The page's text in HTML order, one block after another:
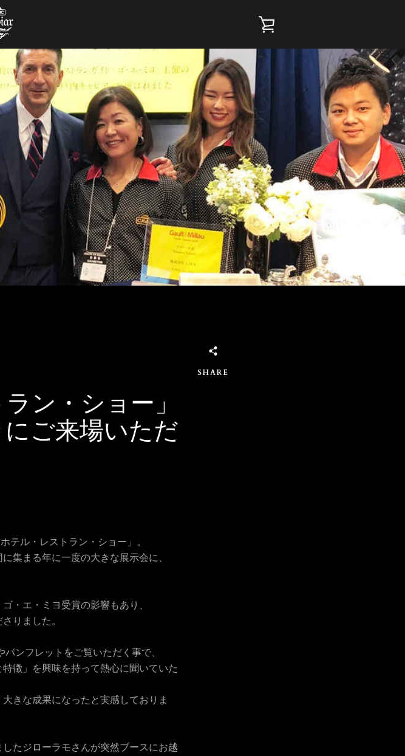
う
索
す
ン・ショー」
ご来場いただ
テル・レストラン・ショー」。
集まる年に一度の大きな展示会に、
・エ・ミヨ受賞の影響もあり、
りました。
ンフレットをご覧いただく事で、
徴」を興味を持って熱心に聞いていた
きな成果になったと実感しておりま
たジローラモさんが突然ブースにお越
SHARE